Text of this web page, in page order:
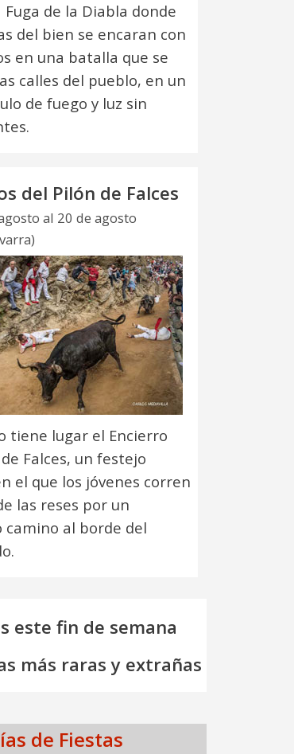
Fuga de la Diabla donde
del bien se encaran con
en una batalla que se
calles del pueblo, en un
de fuego y luz sin
del Pilón de Falces
al 20 de agosto
tiene lugar el Encierro
Falces, un festejo
el que los jóvenes corren
las reses por un
camino al borde del
este fin de semana
más raras y extrañas
de Fiestas